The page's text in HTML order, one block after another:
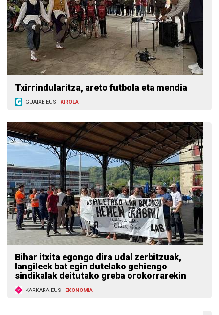
Txirrindularitza, areto futbola eta mendia
GUAIXE.EUS KIROLA
Bihar itxita egongo dira udal zerbitzuak,
langileek bat egin dutelako gehiengo
sindikalak deitutako greba orokorrarekin
KARKARA.EUS EKONOMIA